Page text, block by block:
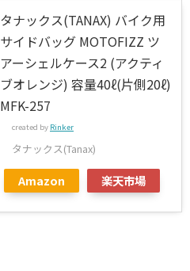
タナックス(TANAX) バイク用
サイドバッグ MOTOFIZZ ツ
アーシェルケース2 (アクティ
ブオレンジ) 容量40ℓ(片側20ℓ)
MFK-257
created by Rinker
タナックス(Tanax)
Amazon 楽天市場